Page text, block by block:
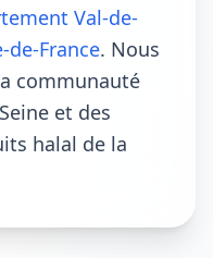
Val-de-
de-France. Nous
communauté
et des
halal de la